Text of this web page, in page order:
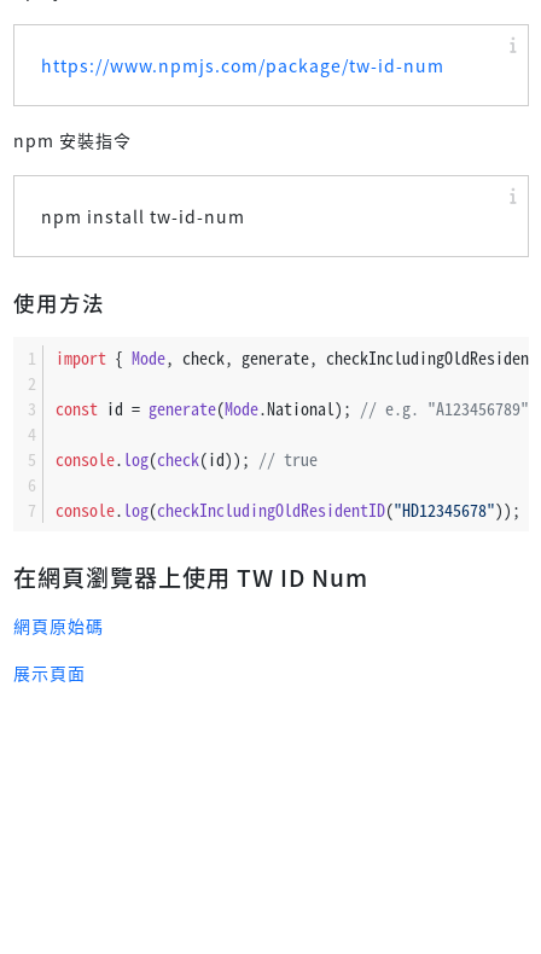
https://www.npmjs.com/package/tw-id-num
npm 安裝指令
npm install tw-id-num
使用方法
import { Mode, check, generate,
const id = generate(Mode.National); // e.g. "A123456789"
console. log(check(id)); // true
console. log(checkIncludingOldResidentID("HD12345678"));
在網頁瀏覽器上使用 TW ID Num
網頁原始碼
展示頁面